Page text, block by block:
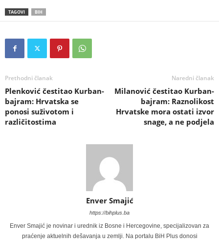
TAGOVI BIH
Prethodni članak
Plenković čestitao Kurban-
bajram: Hrvatska se
ponosi suživotom i
različitostima
Naredni članak
Milanović čestitao Kurban-
bajram: Raznolikost
Hrvatske mora ostati izvor
snage, a ne podjela
Enver Smajić
https://bihplus.ba
Enver Smajić je novinar i urednik iz Bosne i Hercegovine, specijalizovan za
praćenje aktuelnih dešavanja u zemlji. Na portalu BiH Plus donosi